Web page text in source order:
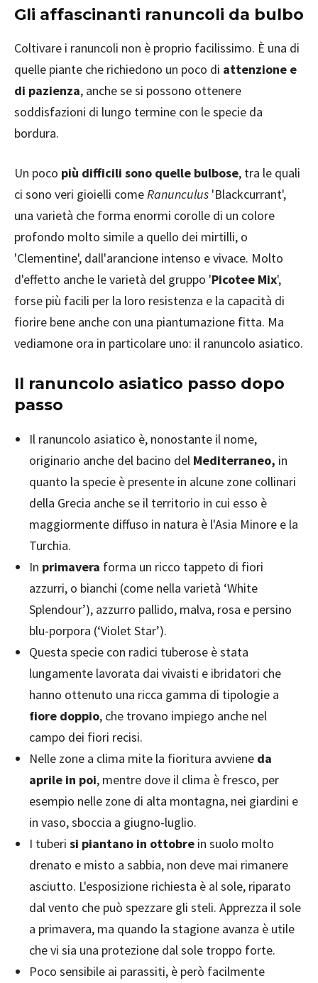
Gli affascinanti ranuncoli da bulbo
Coltivare i ranuncoli non è proprio facilissimo. È una di
quelle piante che richiedono un poco di attenzione e
di pazienza, anche se si possono ottenere
soddisfazioni di lungo termine con le specie da
bordura.
Un poco più difficili sono quelle bulbose, tra le quali
ci sono veri gioielli comeRanunculus 'Blackcurrant',
una varietà che forma enormi corolle di un colore
profondo molto simile a quello dei mirtilli, o
'Clementine', dall'arancione intenso e vivace. Molto
d'effetto anche le varietà del gruppo 'Picotee Mix',
forse più facili per la loro resistenza e la capacità di
fiorire bene anche con una piantumazione fitta. Ma
vediamone ora in particolare uno: il ranuncolo asiatico.
Il ranuncolo asiatico passo dopo
passo
Il ranuncolo asiatico è, nonostante il nome,
originario anche del bacino del Mediterraneo, in
quanto la specie è presente in alcune zone collinari
della Grecia anche se il territorio in cui esso è
maggiormente diffuso in natura è l'Asia Minore e la
Turchia.
In primavera forma un ricco tappeto di fiori
azzurri, o bianchi (come nella varietà ‘White
Splendour’), azzurro pallido, malva, rosa e persino
blu-porpora (‘Violet Star’).
Questa specie con radici tuberose è stata
lungamente lavorata dai vivaisti e ibridatori che
hanno ottenuto una ricca gamma di tipologie a
fiore doppio, che trovano impiego anche nel
campo dei fiori recisi.
Nelle zone a clima mite la fioritura avviene da
aprile in poi, mentre dove il clima è fresco, per
esempio nelle zone di alta montagna, nei giardini e
in vaso, sboccia a giugno-luglio.
I tuberi si piantano in ottobre in suolo molto
drenato e misto a sabbia, non deve mai rimanere
asciutto. L'esposizione richiesta è al sole, riparato
dal vento che può spezzare gli steli. Apprezza il sole
a primavera, ma quando la stagione avanza è utile
che vi sia una protezione dal sole troppo forte.
Poco sensibile ai parassiti, è però facilmente